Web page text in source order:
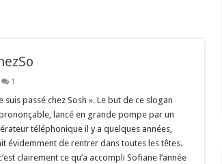
1
suis passé chez Sosh ». Le but de ce slogan
lancé en grande pompe par un
téléphonique il y a quelques années,
évidemment de rentrer dans toutes les têtes.
clairement ce qu’a accompli Sofiane l’année